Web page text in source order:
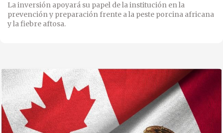
La inversión apoyará su papel de la institución en la
prevención y preparación frente a la peste porcina africana
y la fiebre aftosa.